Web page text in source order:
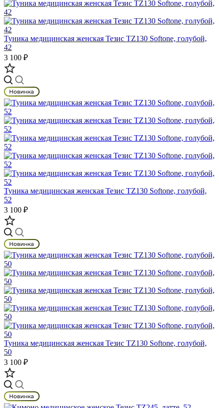
Туника медицинская женская Тезис TZ130 Softone, голубой,
42
3 100 ₽
Туника медицинская женская Тезис TZ130 Softone, голубой,
52
3 100 ₽
Туника медицинская женская Тезис TZ130 Softone, голубой,
50
3 100 ₽